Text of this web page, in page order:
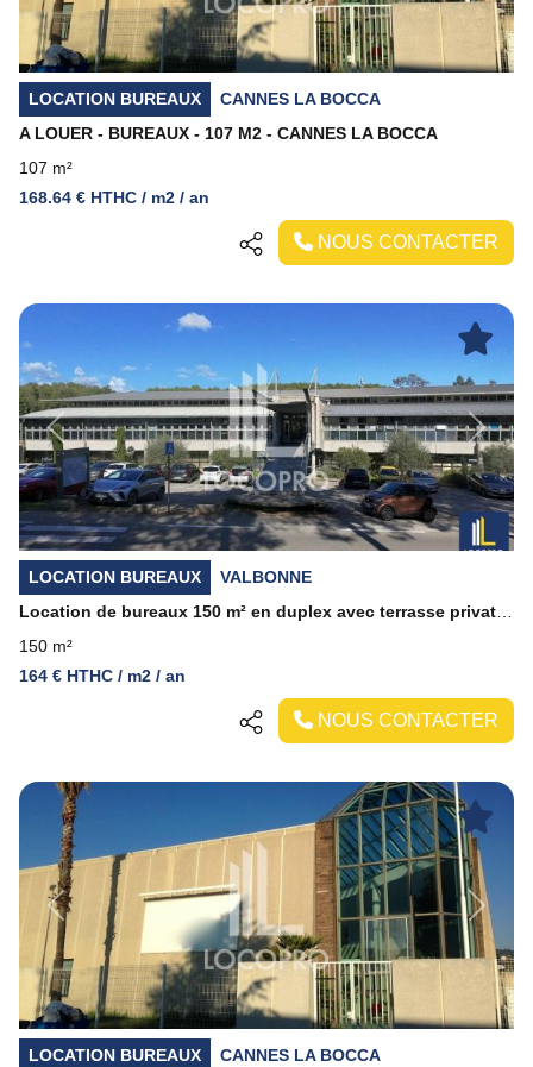
LOCATION BUREAUX
CANNES LA BOCCA
A LOUER - BUREAUX - 107 M2 - CANNES LA BOCCA
107 m²
168.64 € HTHC / m2 / an
NOUS CONTACTER
Previous Next
LOCATION BUREAUX
VALBONNE
150 m²
164 € HTHC / m2 / an
NOUS CONTACTER
Previous Next
LOCATION BUREAUX
CANNES LA BOCCA